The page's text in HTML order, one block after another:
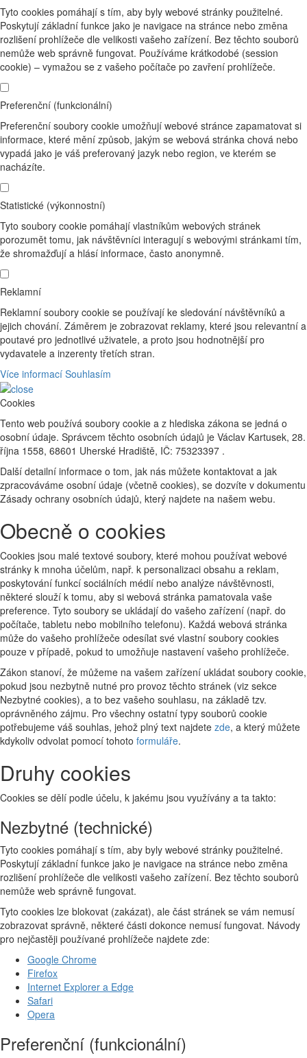
Tyto cookies pomáhají s tím, aby byly webové stránky použitelné.
Poskytují základní funkce jako je navigace na stránce nebo změna
rozlišení prohlížeče dle velikosti vašeho zařízení. Bez těchto souborů
nemůže web správně fungovat. Používáme krátkodobé (session
cookie) – vymažou se z vašeho počítače po zavření prohlížeče.
Preferenční (funkcionální)
Preferenční soubory cookie umožňují webové stránce zapamatovat si
informace, které mění způsob, jakým se webová stránka chová nebo
vypadá jako je váš preferovaný jazyk nebo region, ve kterém se
nacházíte.
Statistické (výkonnostní)
Tyto soubory cookie pomáhají vlastníkům webových stránek
porozumět tomu, jak návštěvníci interagují s webovými stránkami tím,
že shromažďují a hlásí informace, často anonymně.
Reklamní
Reklamní soubory cookie se používají ke sledování návštěvníků a
jejich chování. Záměrem je zobrazovat reklamy, které jsou relevantní a
poutavé pro jednotlivé uživatele, a proto jsou hodnotnější pro
vydavatele a inzerenty třetích stran.
Více informací Souhlasím
Cookies
Tento web používá soubory cookie a z hlediska zákona se jedná o
osobní údaje. Správcem těchto osobních údajů je Václav Kartusek, 28.
října 1558, 68601 Uherské Hradiště, IČ: 75323397 .
Další detailní informace o tom, jak nás můžete kontaktovat a jak
zpracováváme osobní údaje (včetně cookies), se dozvíte v dokumentu
Zásady ochrany osobních údajů, který najdete na našem webu.
Obecně o cookies
Cookies jsou malé textové soubory, které mohou používat webové
stránky k mnoha účelům, např. k personalizaci obsahu a reklam,
poskytování funkcí sociálních médií nebo analýze návštěvnosti,
některé slouží k tomu, aby si webová stránka pamatovala vaše
preference. Tyto soubory se ukládají do vašeho zařízení (např. do
počítače, tabletu nebo mobilního telefonu). Každá webová stránka
může do vašeho prohlížeče odesílat své vlastní soubory cookies
pouze v případě, pokud to umožňuje nastavení vašeho prohlížeče.
Zákon stanoví, že můžeme na vašem zařízení ukládat soubory cookie,
pokud jsou nezbytně nutné pro provoz těchto stránek (viz sekce
Nezbytné cookies), a to bez vašeho souhlasu, na základě tzv.
oprávněného zájmu. Pro všechny ostatní typy souborů cookie
potřebujeme váš souhlas, jehož plný text najdete zde, a který můžete
kdykoliv odvolat pomocí tohoto formuláře.
Druhy cookies
Cookies se dělí podle účelu, k jakému jsou využívány a ta takto:
Nezbytné (technické)
Tyto cookies pomáhají s tím, aby byly webové stránky použitelné.
Poskytují základní funkce jako je navigace na stránce nebo změna
rozlišení prohlížeče dle velikosti vašeho zařízení. Bez těchto souborů
nemůže web správně fungovat.
Tyto cookies lze blokovat (zakázat), ale část stránek se vám nemusí
zobrazovat správně, některé části dokonce nemusí fungovat. Návody
pro nejčastěji používané prohlížeče najdete zde:
Google Chrome
Firefox
Internet Explorer a Edge
Safari
Opera
Preferenční (funkcionální)